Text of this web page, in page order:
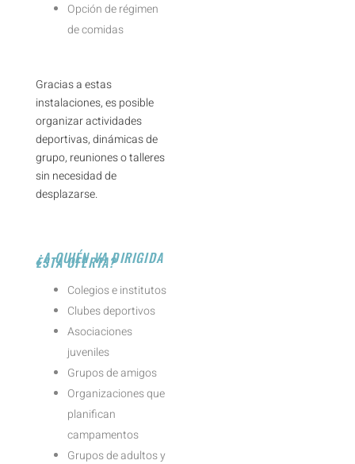
Opción de régimen
de comidas
Gracias a estas
instalaciones, es posible
organizar actividades
deportivas, dinámicas de
grupo, reuniones o talleres
sin necesidad de
desplazarse.
¿A QUIÉN VA DIRIGIDA
ESTA OFERTA?
Colegios e institutos
Clubes deportivos
Asociaciones
juveniles
Grupos de amigos
Organizaciones que
planifican
campamentos
Grupos de adultos y